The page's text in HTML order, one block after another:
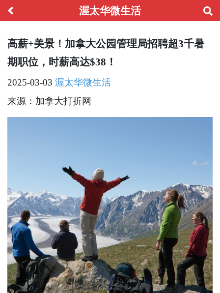
渥太华微生活
高薪+美景！加拿大公园管理局招聘超3千暑
期职位，时薪高达$38！
2025-03-03 渥太华微生活
来源：加拿大打折网